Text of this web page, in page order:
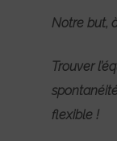
Notre but,
Trouver
flexible !